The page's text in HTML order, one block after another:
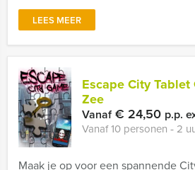
LEES MEER
Escape City
Zee
Vanaf€ 24,50 p.p.
Vanaf 10 personen ‐ 2
Maak je op voor een spannende